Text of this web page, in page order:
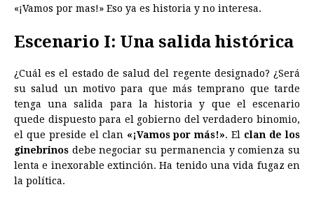
«¡Vamos por mas!» Eso ya es historia y no interesa.
Escenario I: Una salida histórica
¿Cuál es el estado de salud del regente designado? ¿Será
su salud un motivo para que más temprano que tarde
tenga una salida para la historia y que el escenario
quede dispuesto para el gobierno del verdadero binomio,
el que preside el clan «¡Vamos por más!». El clan de los
ginebrinos debe negociar su permanencia y comienza su
lenta e inexorable extinción. Ha tenido una vida fugaz en
la política.